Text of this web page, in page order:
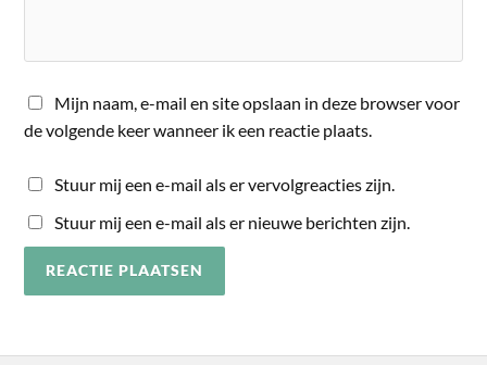
Mijn naam, e-mail en site opslaan in deze browser voor
de volgende keer wanneer ik een reactie plaats.
Stuur mij een e-mail als er vervolgreacties zijn.
Stuur mij een e-mail als er nieuwe berichten zijn.